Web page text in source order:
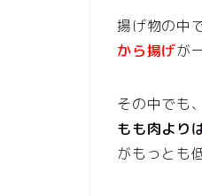
揚げ物の中
から揚げが
その中でも、
もも肉より
がもっとも